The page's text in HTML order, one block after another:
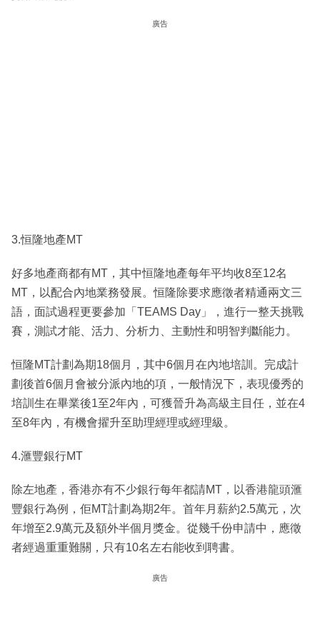
廣告
3.恒隆地產MT
好多地產商都有MT，其中恒隆地產每年平均收8至12名
MT，以配合內地業務發展。恒隆除要求應徵者精通兩文三
語，面試過程更要參加「TEAMS Day」，進行一整天挑戰
賽，測試才能、活力、分析力、主動性和明智判斷能力。
恒隆MT計劃為期18個月，其中6個月在內地培訓。完成計
劃後首6個月會被分派內地的項，一般情況下，表現優秀的
培訓生在畢業後1至2年內，可獲晉升為高級主目任，並在4
至8年內，有機會擢升至助理經理或經理級。
4.滙豐銀行MT
除左地產，香港亦有不少銀行每年都請MT，以香港龍頭滙
豐銀行為例，佢MT計劃為期2年。首年月薪約2.5萬元，次
年增至2.9萬元及額外半個月獎金。從幾千份申請中，應徵
者經過重重難關，只有10名左右能收到聘書。
廣告